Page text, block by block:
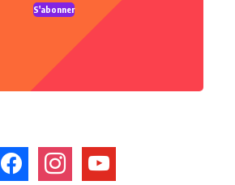
S'abonner
facebook instagramyoutube